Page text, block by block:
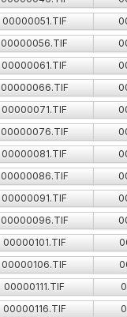
00000051.TIF
00000056.TIF
00000061.TIF
00000066.TIF
00000071.TIF
00000076.TIF
00000081.TIF
00000086.TIF
00000091.TIF
00000096.TIF
00000101.TIF
00000106.TIF
00000111.TIF
00000116.TIF